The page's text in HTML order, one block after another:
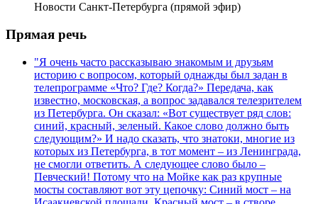
Новости Санкт-Петербурга (прямой эфир)
Прямая речь
"Я очень часто рассказываю знакомым и друзьям
историю с вопросом, который однажды был задан в
телепрограмме «Что? Где? Когда?» Передача, как
известно, московская, а вопрос задавался телезрителем
из Петербурга. Он сказал: «Вот существует ряд слов:
синий, красный, зеленый. Какое слово должно быть
следующим?» И надо сказать, что знатоки, многие из
которых из Петербурга, в тот момент – из Ленинграда,
не смогли ответить. А следующее слово было –
Певческий! Потому что на Мойке как раз крупные
мосты составляют вот эту цепочку: Синий мост – на